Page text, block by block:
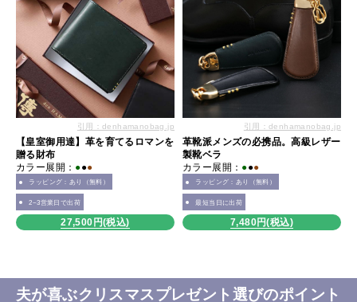
引用：denhamanobag.jp
【皇室御用達】革を育てるロマンを
贈る財布
カラー展開： ●●●
ラッピング：あり（無料）
2~3営業日で出荷
27,500円(税込)
引用：denhamanobag.jp
革靴派メンズの必携品。高級レザー
製靴ベラ
カラー展開： ●●●
ラッピング：あり（無料）
最短当日に出荷
7,480円(税込)
夫が喜ぶクリスマスプレゼント選びのポイント